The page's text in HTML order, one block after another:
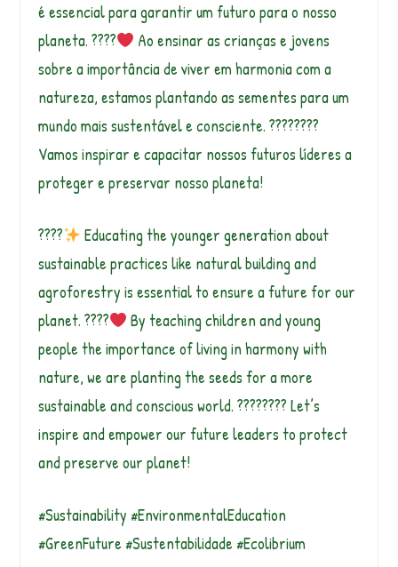
é essencial para garantir um futuro para o nosso
planeta. ????
Ao ensinar as crianças e jovens
sobre a importância de viver em harmonia com a
natureza, estamos plantando as sementes para um
mundo mais sustentável e consciente. ????????
Vamos inspirar e capacitar nossos futuros líderes a
proteger e preservar nosso planeta!
????
Educating the younger generation about
sustainable practices like natural building and
agroforestry is essential to ensure a future for our
planet. ????
By teaching children and young
people the importance of living in harmony with
nature, we are planting the seeds for a more
sustainable and conscious world. ???????? Let’s
inspire and empower our future leaders to protect
and preserve our planet!
#Sustainability #EnvironmentalEducation
#GreenFuture #Sustentabilidade #Ecolibrium